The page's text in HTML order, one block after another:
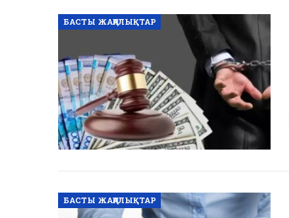
БАСТЫ ЖАҢАЛЫҚТАР
БАСТЫ ЖАҢАЛЫҚТАР